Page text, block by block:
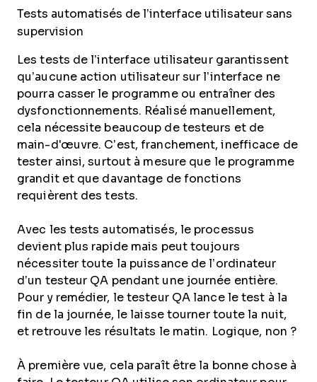
Tests automatisés de l’interface utilisateur sans
supervision
Les tests de l’interface utilisateur garantissent
qu’aucune action utilisateur sur l’interface ne
pourra casser le programme ou entraîner des
dysfonctionnements. Réalisé manuellement,
cela nécessite beaucoup de testeurs et de
main-d'œuvre. C’est, franchement, inefficace de
tester ainsi, surtout à mesure que le programme
grandit et que davantage de fonctions
requièrent des tests.
Avec les tests automatisés, le processus
devient plus rapide mais peut toujours
nécessiter toute la puissance de l’ordinateur
d’un testeur QA pendant une journée entière.
Pour y remédier, le testeur QA lance le test à la
fin de la journée, le laisse tourner toute la nuit,
et retrouve les résultats le matin. Logique, non ?
À première vue, cela paraît être la bonne chose à